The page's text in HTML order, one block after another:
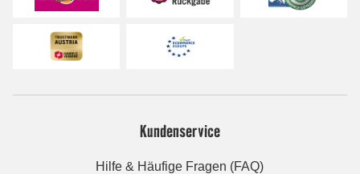
Kundenservice
Hilfe & Häufige Fragen (FAQ)